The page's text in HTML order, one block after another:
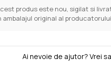
produs este nou, sigilat si
ambalajul original al
Ai nevoie de ajutor? Vrei